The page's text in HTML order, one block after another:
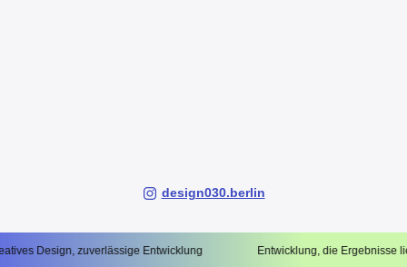
design030.berlin
zuverlässige Entwicklung Entwicklung, die Ergebnisse liefert